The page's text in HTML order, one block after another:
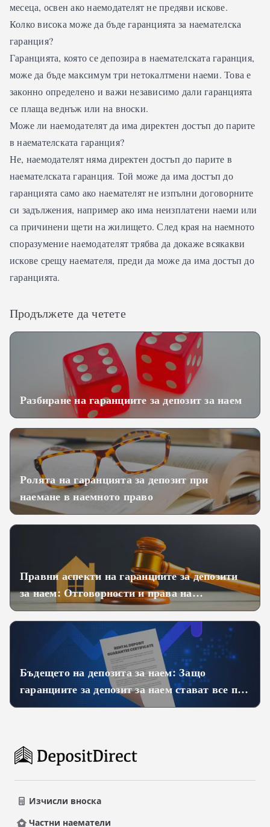
месеца, освен ако наемодателят не предяви искове.
Колко висока може да бъде гаранцията за наемателска
гаранция?
Гаранцията, която се депозира в наемателската гаранция,
може да бъде максимум три нетокалтмени наеми. Това е
законно определено и важи независимо дали гаранцията
се плаща веднъж или на вноски.
Може ли наемодателят да има директен достъп до парите
в наемателската гаранция?
Не, наемодателят няма директен достъп до парите в
наемателската гаранция. Той може да има достъп до
гаранцията само ако наемателят не изпълни договорните
си задължения, например ако има неизплатени наеми или
са причинени щети на жилището. След края на наемното
споразумение наемодателят трябва да докаже всякакви
искове срещу наемателя, преди да може да има достъп до
гаранцията.
Продължете да четете
Разбиране на гаранциите за депозит за наем
Ролята на гаранцията за депозит при
наемане в наемното право
Правни аспекти на гаранциите за депозити
за наем: Отговорности и права на
наемателите и наемодателите
Бъдещето на депозита за наем: Защо
гаранциите за депозит за наем стават все по-
популярни
Изчисли вноска
Частни наематели